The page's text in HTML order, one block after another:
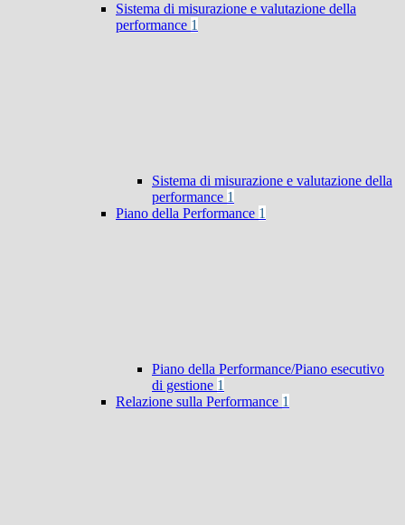
Sistema di misurazione e valutazione della
performance 1
Sistema di misurazione e valutazione della
performance 1
Piano della Performance 1
Piano della Performance/Piano esecutivo
di gestione 1
Relazione sulla Performance 1